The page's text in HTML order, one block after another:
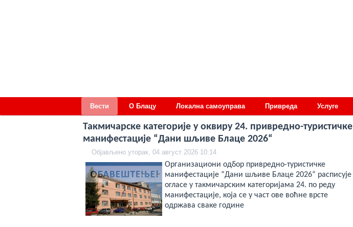
Вести О Блацу Локална самоуправа Привреда Услуге
bonusu
veren
siteler
deneme
bonusu
bonusu
veren
siteler
2024
deneme
bonusu
veren
bahis
siteleri
Такмичарске категорије у оквиру 24. привредно-туристичке
манифестације “Дани шљиве Блаце 2026“
Објављено уторак, 04 август 2026 10:14
Организациони одбор привредно-туристичке
манифестације “Дани шљиве Блаце 2026“ расписује
огласе у такмичарским категоријама 24. по реду
манифестације, која се у част ове воћне врсте
одржава сваке године